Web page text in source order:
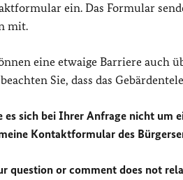
ein. Das Formular
mit.
eine etwaige Barriere auch
Sie, dass das
es sich bei Ihrer Anfrage nicht um
Kontaktformular des
question or comment does not